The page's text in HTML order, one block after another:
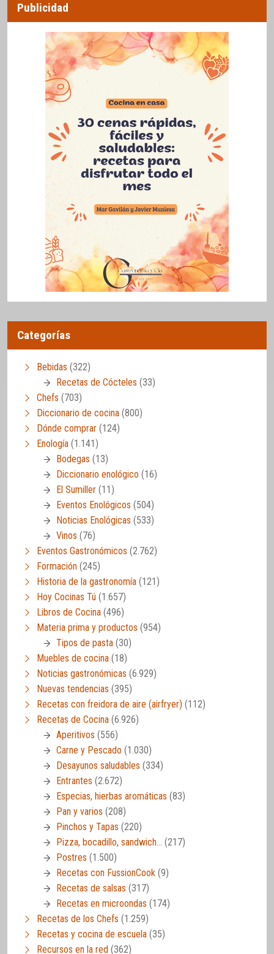
Publicidad
Categorías
Bebidas (322)
Recetas de Cócteles (33)
Chefs (703)
Diccionario de cocina (800)
Dónde comprar (124)
Enología (1.141)
Bodegas (13)
Diccionario enológico (16)
El Sumiller (11)
Eventos Enológicos (504)
Noticias Enológicas (533)
Vinos (76)
Eventos Gastronómicos (2.762)
Formación (245)
Historia de la gastronomía (121)
Hoy Cocinas Tú (1.657)
Libros de Cocina (496)
Materia prima y productos (954)
Tipos de pasta (30)
Muebles de cocina (18)
Noticias gastronómicas (6.929)
Nuevas tendencias (395)
Recetas con freidora de aire (airfryer) (112)
Recetas de Cocina (6.926)
Aperitivos (556)
Carne y Pescado (1.030)
Desayunos saludables (334)
Entrantes (2.672)
Especias, hierbas aromáticas (83)
Pan y varios (208)
Pinchos y Tapas (220)
Pizza, bocadillo, sandwich… (217)
Postres (1.500)
Recetas con FussionCook (9)
Recetas de salsas (317)
Recetas en microondas (174)
Recetas de los Chefs (1.259)
Recetas y cocina de escuela (35)
Recursos en la red (362)